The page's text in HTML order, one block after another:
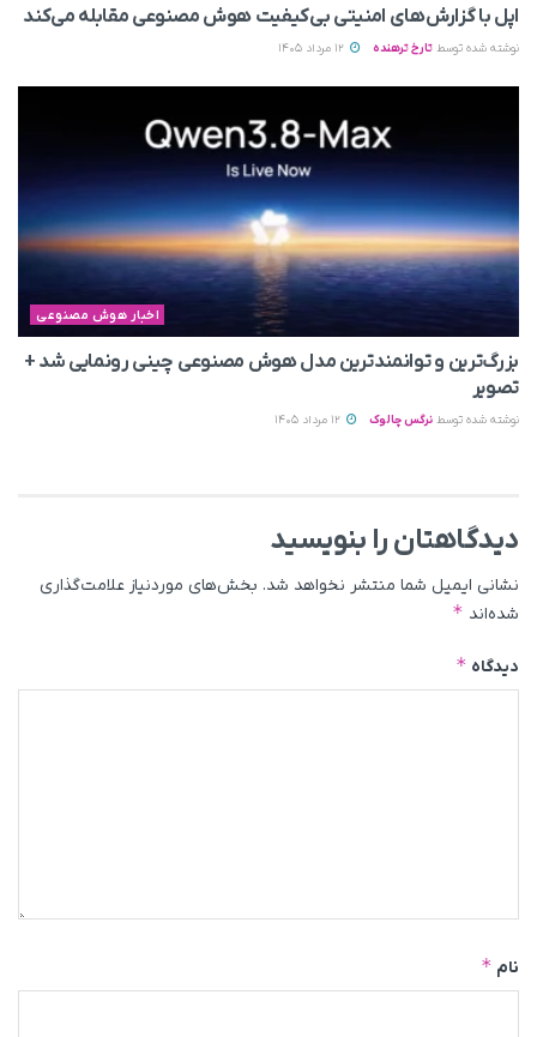
اپل با گزارش‌های امنیتی بی‌کیفیت هوش مصنوعی مقابله می‌کند
نوشته شده توسط تارخ ترهنده
اخبار هوش مصنوعی
بزرگ‌ترین و توانمندترین مدل هوش مصنوعی چینی رونمایی شد +
تصویر
نوشته شده توسط نرگس چالوک
دیدگاهتان را بنویسید
نشانی ایمیل شما منتشر نخواهد شد. بخش‌های موردنیاز علامت‌گذاری
شده‌اند *
دیدگاه *
نام *